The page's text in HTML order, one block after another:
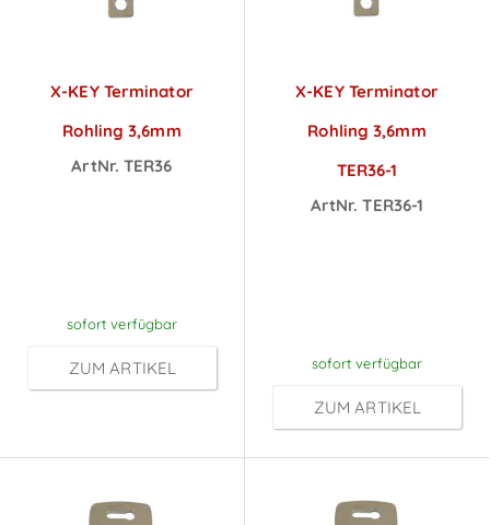
X-KEY Terminator
Rohling 3,6mm
ArtNr. TER36
sofort verfügbar
ZUM ARTIKEL
X-KEY Terminator
Rohling 3,6mm
TER36-1
ArtNr. TER36-1
sofort verfügbar
ZUM ARTIKEL